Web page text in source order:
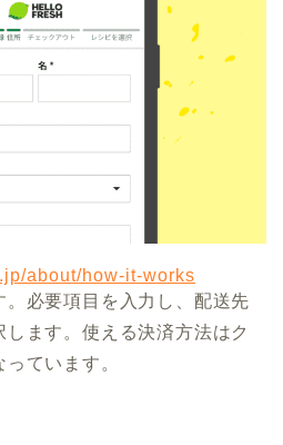
about/how-it-works
必要項目を入力し、配送先
ます。使える決済方法はク
ています。